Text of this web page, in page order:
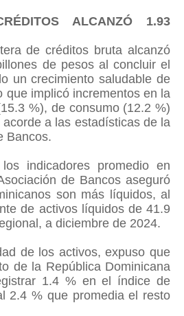
ALCANZÓ 1.93
de créditos bruta alcanzó
de pesos al concluir el
un crecimiento saludable de
que implicó incrementos en la
%), de consumo (12.2 %)
a las estadísticas de la
Bancos.
indicadores promedio en
de Bancos aseguró
son más líquidos, al
de activos líquidos de 41.9
a diciembre de 2024.
de los activos, expuso que
de la República Dominicana
1.4 % en el índice de
2.4 % que promedia el resto